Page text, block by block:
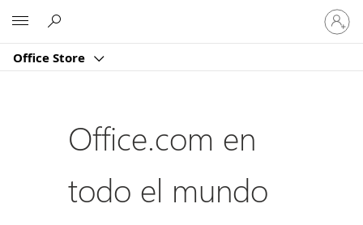
Office Store
Iniciar
sesión
en
cuenta
Office.com en
todo el mundo